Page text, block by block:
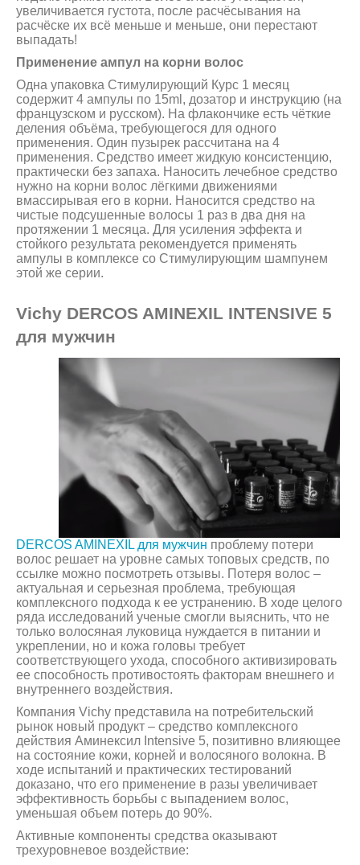
увеличивается густота, после расчёсывания на
расчёске их всё меньше и меньше, они перестают
выпадать!
Применение ампул на корни волос
Одна упаковка Стимулирующий Курс 1 месяц
содержит 4 ампулы по 15ml, дозатор и инструкцию (на
французском и русском). На флакончике есть чёткие
деления объёма, требующегося для одного
применения. Один пузырек рассчитана на 4
применения. Средство имеет жидкую консистенцию,
практически без запаха. Наносить лечебное средство
нужно на корни волос лёгкими движениями
вмассирывая его в корни. Наносится средство на
чистые подсушенные волосы 1 раз в два дня на
протяжении 1 месяца. Для усиления эффекта и
стойкого результата рекомендуется применять
ампулы в комплексе со Стимулирующим шампунем
этой же серии.
Vichy DERCOS AMINEXIL INTENSIVE 5
для мужчин
DERCOS AMINEXIL для мужчин проблему потери
волос решает на уровне самых топовых средств, по
ссылке можно посмотреть отзывы. Потеря волос –
актуальная и серьезная проблема, требующая
комплексного подхода к ее устранению. В ходе целого
ряда исследований ученые смогли выяснить, что не
только волосяная луковица нуждается в питании и
укреплении, но и кожа головы требует
соответствующего ухода, способного активизировать
ее способность противостоять факторам внешнего и
внутреннего воздействия.
Компания Vichy представила на потребительский
рынок новый продукт – средство комплексного
действия Аминексил Intensive 5, позитивно влияющее
на состояние кожи, корней и волосяного волокна. В
ходе испытаний и практических тестирований
доказано, что его применение в разы увеличивает
эффективность борьбы с выпадением волос,
уменьшая объем потерь до 90%.
Активные компоненты средства оказывают
трехуровневое воздействие: